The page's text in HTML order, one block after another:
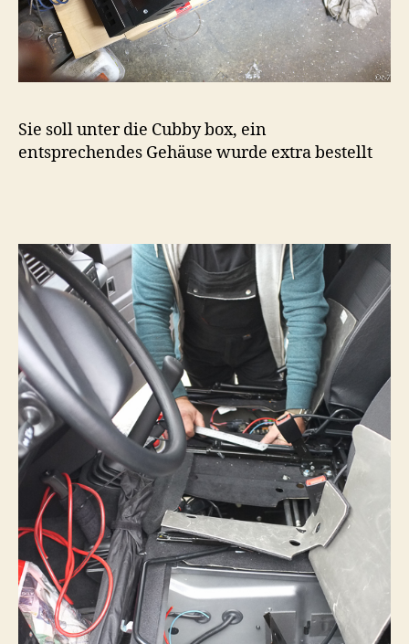
Sie soll unter die Cubby box, ein
entsprechendes Gehäuse wurde extra bestellt